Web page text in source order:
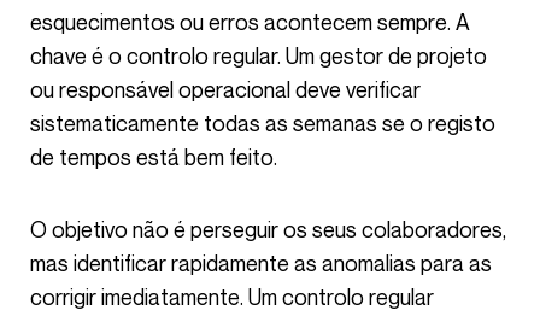
esquecimentos ou erros acontecem sempre. A
chave é o controlo regular. Um gestor de projeto
ou responsável operacional deve verificar
sistematicamente todas as semanas se o registo
de tempos está bem feito.
O objetivo não é perseguir os seus colaboradores,
mas identificar rapidamente as anomalias para as
corrigir imediatamente. Um controlo regular